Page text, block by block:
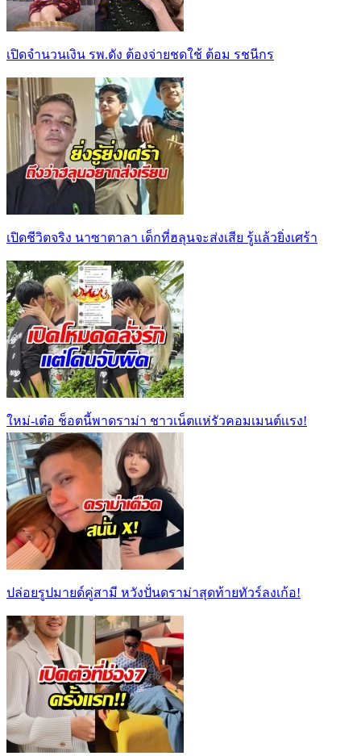
เปิดจำนวนเงิน รพ.ดัง ต้องจ่ายชดใช้ ต้อม รชนีกร
เปิดชีวิตจริง นาซาตาลา เด็กที่ฮลุนจะส่งเสีย รู้แล้วยิ่งเศร้า
ใหม่-เต๋อ ช็อตนี้พาดราม่า ชาวเน็ตเเห่รัวคอมเมนต์เเรง!
ปล่อยรูปมายด์คู่สามี หวังปั่นดราม่าสุดท้ายทัวร์ลงเก้อ!